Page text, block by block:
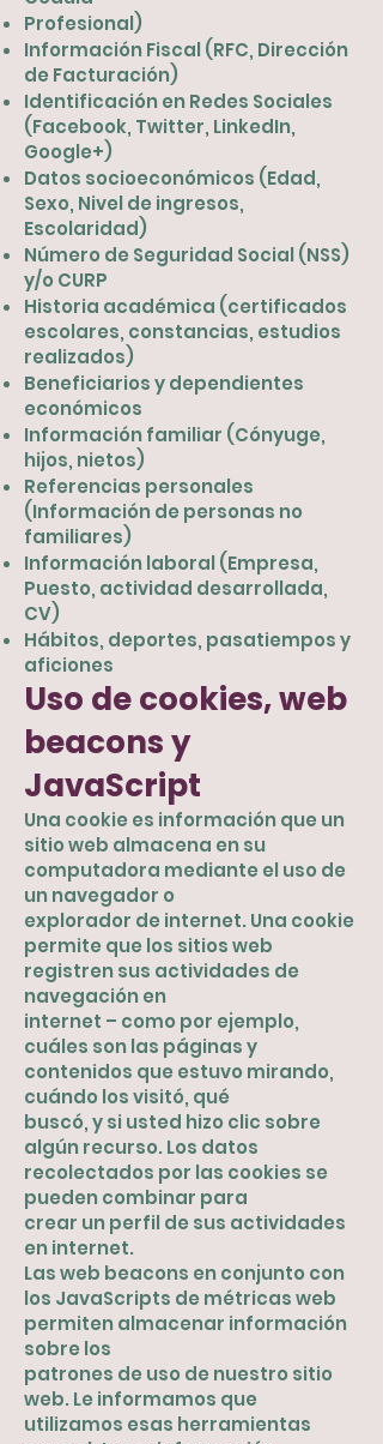
Profesional)
Información Fiscal (RFC, Dirección
de Facturación)
Identificación en Redes Sociales
(Facebook, Twitter, LinkedIn,
Google+)
Datos socioeconómicos (Edad,
Sexo, Nivel de ingresos,
Escolaridad)
Número de Seguridad Social (NSS)
y/o CURP
Historia académica (certificados
escolares, constancias, estudios
realizados)
Beneficiarios y dependientes
económicos
Información familiar (Cónyuge,
hijos, nietos)
Referencias personales
(Información de personas no
familiares)
Información laboral (Empresa,
Puesto, actividad desarrollada,
CV)
Hábitos, deportes, pasatiempos y
aficiones
Uso de cookies, web
beacons y
JavaScript
Una cookie es información que un
sitio web almacena en su
computadora mediante el uso de
un navegador o
explorador de internet. Una cookie
permite que los sitios web
registren sus actividades de
navegación en
internet – como por ejemplo,
cuáles son las páginas y
contenidos que estuvo mirando,
cuándo los visitó, qué
buscó, y si usted hizo clic sobre
algún recurso. Los datos
recolectados por las cookies se
pueden combinar para
crear un perfil de sus actividades
en internet.
Las web beacons en conjunto con
los JavaScripts de métricas web
permiten almacenar información
sobre los
patrones de uso de nuestro sitio
web. Le informamos que
utilizamos esas herramientas